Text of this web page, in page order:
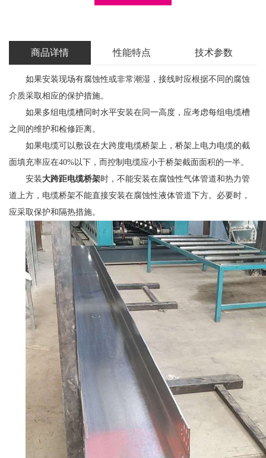
商品详情 性能特点 技术参数
如果安装现场有腐蚀性或非常潮湿，接线时应根据不同的腐蚀
介质采取相应的保护措施。
如果多组电缆槽同时水平安装在同一高度，应考虑每组电缆槽
之间的维护和检修距离。
如果电缆可以敷设在大跨度电缆桥架上，桥架上电力电缆的截
面填充率应在40%以下，而控制电缆应小于桥架截面面积的一半。
安装大跨距电缆桥架时，不能安装在腐蚀性气体管道和热力管
道上方，电缆桥架不能直接安装在腐蚀性液体管道下方。必要时，
应采取保护和隔热措施。